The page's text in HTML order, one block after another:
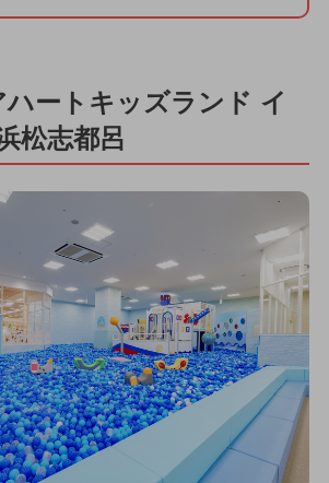
ートキッズランド イ
松志都呂